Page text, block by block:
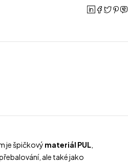
je špičkový materiál PUL
ale také jako